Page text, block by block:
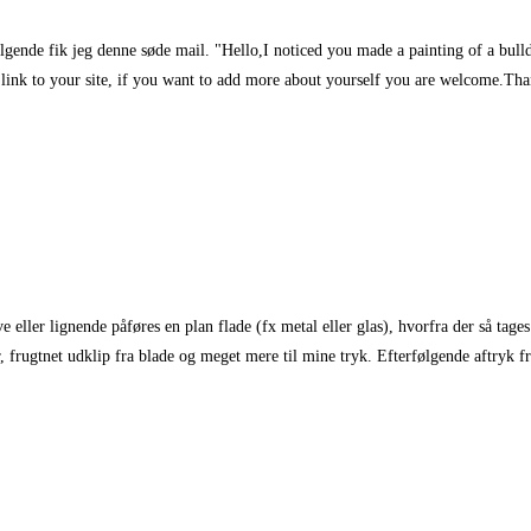
fik jeg denne søde mail. "Hello,I noticed you made a painting of a
to your site, if you want to add more about yourself you are
lignende påføres en plan flade (fx metal eller glas), hvorfra der så
frugtnet udklip fra blade og meget mere til mine tryk. Efterfølgende aftryk